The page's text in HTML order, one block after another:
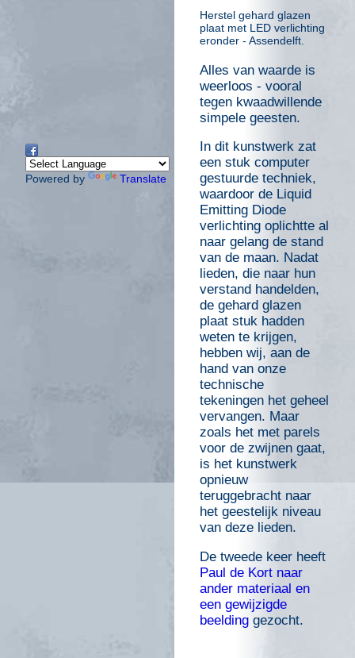
Powered by Translate
Herstel gehard glazen
plaat met LED verlichting
eronder - Assendelft.
Alles van waarde is
weerloos - vooral
tegen kwaadwillende
simpele geesten.
In dit kunstwerk zat
een stuk computer
gestuurde techniek,
waardoor de Liquid
Emitting Diode
verlichting oplichtte al
naar gelang de stand
van de maan. Nadat
lieden, die naar hun
verstand handelden,
de gehard glazen
plaat stuk hadden
weten te krijgen,
hebben wij, aan de
hand van onze
technische
tekeningen het geheel
vervangen. Maar
zoals het met parels
voor de zwijnen gaat,
is het kunstwerk
opnieuw
teruggebracht naar
het geestelijk niveau
van deze lieden.
De tweede keer heeft
Paul de Kort naar
ander materiaal en
een gewijzigde
beelding gezocht.